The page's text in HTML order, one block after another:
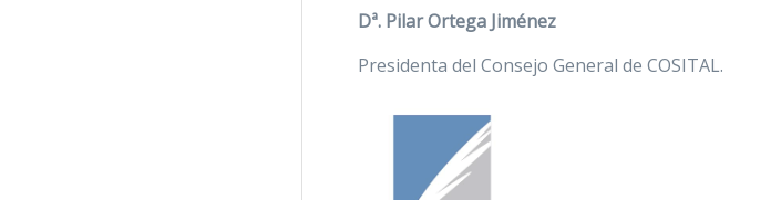
Dª. Pilar Ortega Jiménez
Presidenta del Consejo General de COSITAL.